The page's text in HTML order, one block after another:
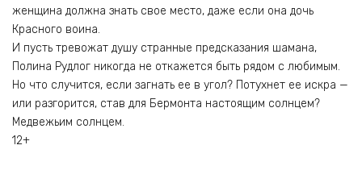
женщина должна знать свое место, даже если она дочь
Красного воина.
И пусть тревожат душу странные предсказания шамана,
Полина Рудлог никогда не откажется быть рядом с любимым.
Но что случится, если загнать ее в угол? Потухнет ее искра —
или разгорится, став для Бермонта настоящим солнцем?
Медвежьим солнцем.
12+